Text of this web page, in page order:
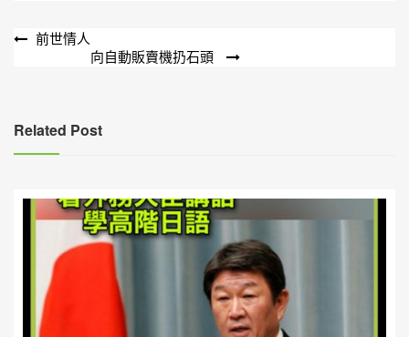
文
覽
前世情人
向自動販賣機扔石頭
Related Post